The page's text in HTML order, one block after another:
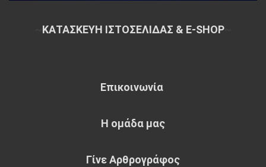
ΚΑΤΑΣΚΕΥΗ ΙΣΤΟΣΕΛΙΔΑΣ & E-SHOP~
Επικοινωνία
Η ομάδα μας
Γίνε Αρθρογράφος